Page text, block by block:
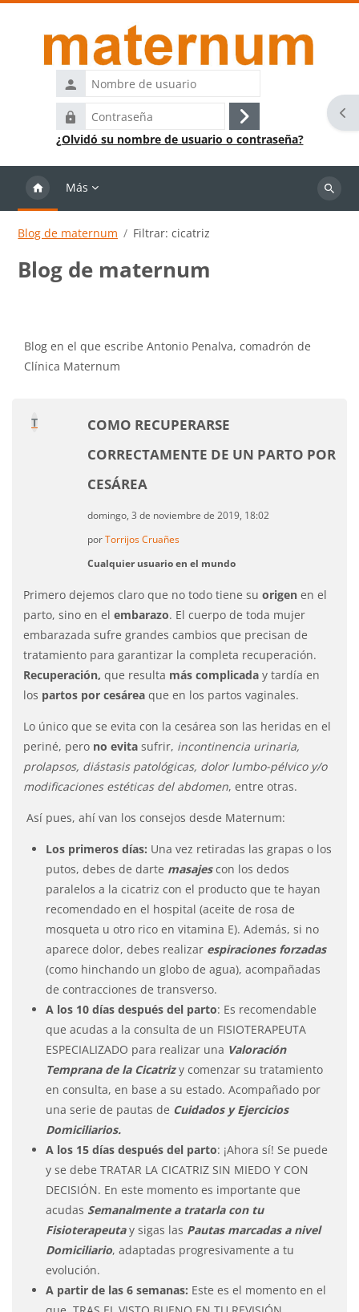
Nombre
de
usuario
Contraseña
Acceder
¿Olvidó su nombre de usuario o contraseña?
Más
Buscar
Blog de maternum Filtrar: cicatriz
Blog de maternum
Blog en el que escribe Antonio Penalva, comadrón de
Clínica Maternum
T
COMO RECUPERARSE
CORRECTAMENTE DE UN PARTO POR
CESÁREA
domingo, 3 de noviembre de 2019, 18:02
porTorrijos Cruañes
Cualquier usuario en el mundo
Primero dejemos claro que no todo tiene su origen en el
parto, sino en el embarazo. El cuerpo de toda mujer
embarazada sufre grandes cambios que precisan de
tratamiento para garantizar la completa recuperación.
Recuperación, que resulta más complicada y tardía en
los partos por cesárea que en los partos vaginales.
Lo único que se evita con la cesárea son las heridas en el
periné, pero no evita sufrir, incontinencia urinaria,
prolapsos, diástasis patológicas, dolor lumbo-pélvico y/o
modificaciones estéticas del abdomen, entre otras.
Así pues, ahí van los consejos desde Maternum:
Los primeros días: Una vez retiradas las grapas o los
putos, debes de darte masajes con los dedos
paralelos a la cicatriz con el producto que te hayan
recomendado en el hospital (aceite de rosa de
mosqueta u otro rico en vitamina E). Además, si no
aparece dolor, debes realizar espiraciones forzadas
(como hinchando un globo de agua), acompañadas
de contracciones de transverso.
A los 10 días después del parto: Es recomendable
que acudas a la consulta de un FISIOTERAPEUTA
ESPECIALIZADO para realizar una Valoración
Temprana de la Cicatrizy comenzar su tratamiento
en consulta, en base a su estado. Acompañado por
una serie de pautas de Cuidados y Ejercicios
Domiciliarios.
A los 15 días después del parto: ¡Ahora sí! Se puede
y se debe TRATAR LA CICATRIZ SIN MIEDO Y CON
DECISIÓN. En este momento es importante que
acudas Semanalmente a tratarla con tu
Fisioterapeutay sigas las Pautas marcadas a nivel
Domiciliario, adaptadas progresivamente a tu
evolución.
A partir de las 6 semanas: Este es el momento en el